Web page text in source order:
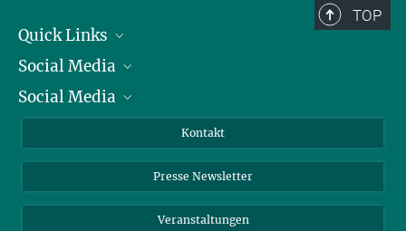
TOP
Quick Links
Präsident
Zahlen und Fakten
Meldestelle Fehlverhalten
Social Media
Bluesky
Social Media
YouTube
Kontakt
Presse Newsletter
Veranstaltungen